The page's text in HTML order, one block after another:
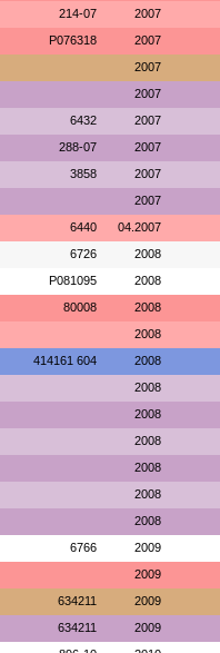
214-07 2007
P076318 2007
2007
2007
6432 2007
288-07 2007
3858 2007
2007
6440 04.2007
6726 2008
P081095 2008
80008 2008
2008
414161 604 2008
2008
2008
2008
2008
2008
2008
6766 2009
2009
634211 2009
634211 2009